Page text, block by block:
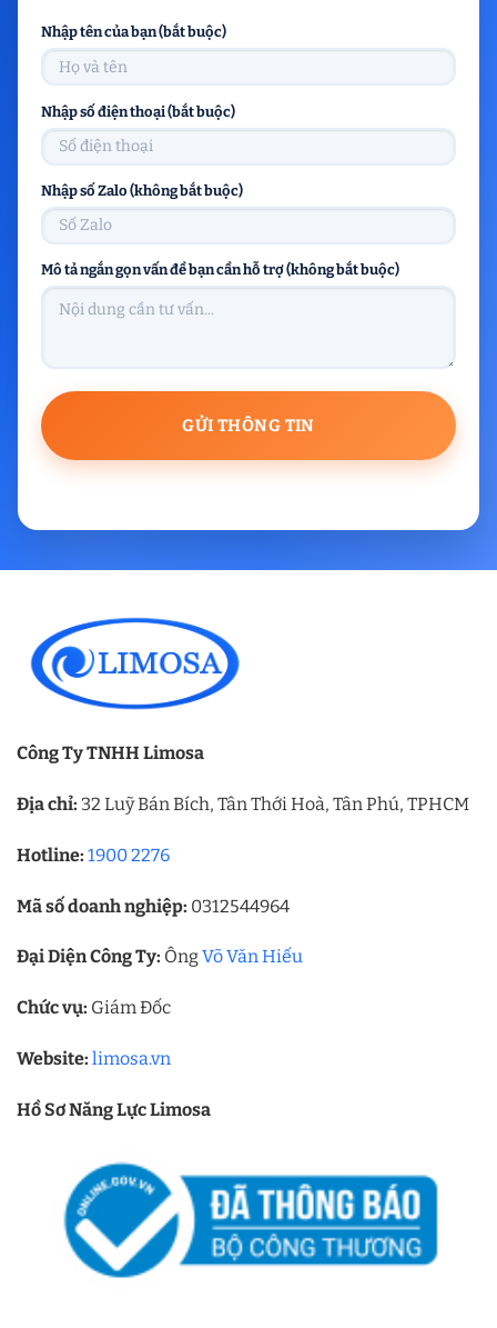
Nhập tên của bạn (bắt buộc)
Nhập số điện thoại (bắt buộc)
Nhập số Zalo (không bắt buộc)
Mô tả ngắn gọn vấn đề bạn cần hỗ trợ (không bắt buộc)
Công Ty TNHH Limosa
Địa chỉ: 32 Luỹ Bán Bích, Tân Thới Hoà, Tân Phú, TPHCM
Hotline: 1900 2276
Mã số doanh nghiệp: 0312544964
Đại Diện Công Ty: ÔngVõ Văn Hiếu
Chức vụ: Giám Đốc
Website: limosa.vn
Hồ Sơ Năng Lực Limosa